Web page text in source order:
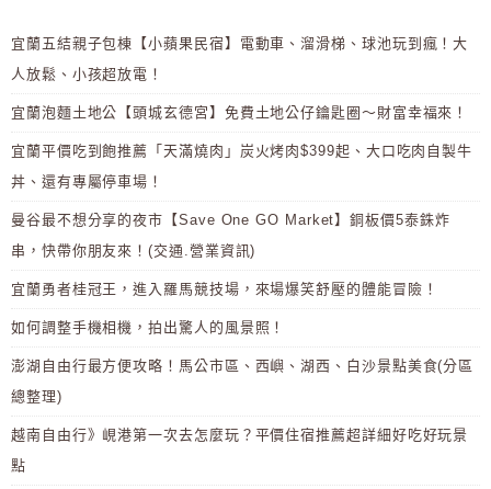
宜蘭五結親子包棟【小蘋果民宿】電動車、溜滑梯、球池玩到瘋！大
人放鬆、小孩超放電！
宜蘭泡麵土地公【頭城玄德宮】免費土地公仔鑰匙圈～財富幸福來！
宜蘭平價吃到飽推薦「天滿燒肉」炭火烤肉$399起、大口吃肉自製牛
丼、還有專屬停車場！
曼谷最不想分享的夜市【Save One GO Market】銅板價5泰銖炸
串，快帶你朋友來！(交通.營業資訊)
宜蘭勇者桂冠王，進入羅馬競技場，來場爆笑舒壓的體能冒險！
如何調整手機相機，拍出驚人的風景照！
澎湖自由行最方便攻略！馬公市區、西嶼、湖西、白沙景點美食(分區
總整理)
越南自由行》峴港第一次去怎麼玩？平價住宿推薦超詳細好吃好玩景
點